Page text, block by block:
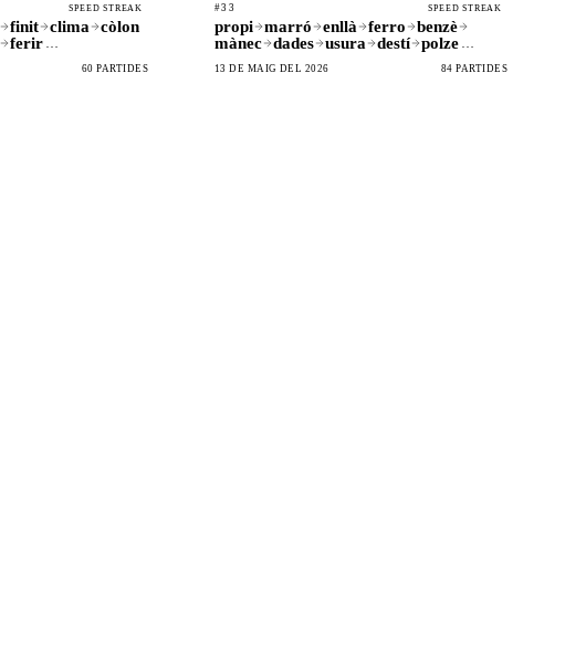
SPEED STREAK
finit clima
còlon
ferir …
60 PARTIDES
#33 SPEED STREAK
propi marró enllà ferro
benzè
mànec
dades usura destí polze …
13 DE MAIG DEL 2026 84 PARTIDES